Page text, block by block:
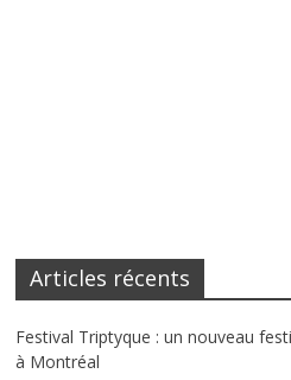
Articles récents
Festival Triptyque : un nouveau
à Montréal